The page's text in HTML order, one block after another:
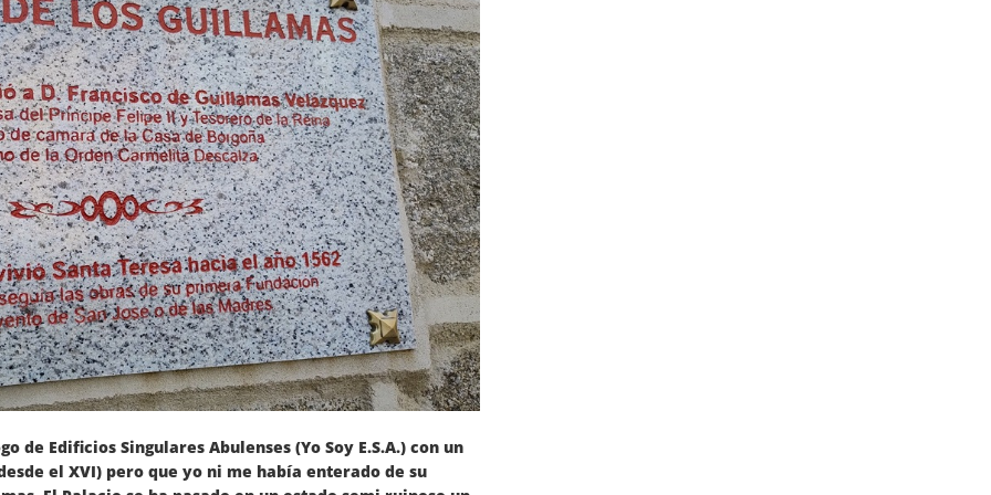
de Edificios Singulares Abulenses (Yo Soy E.S.A.) con un
el XVI) pero que yo ni me había enterado de su